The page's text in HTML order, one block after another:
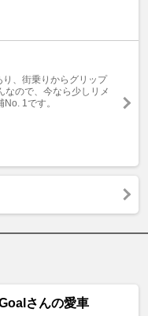
、街乗りからグリップ
なので、今なら少しリメ
1です。
さんの愛車